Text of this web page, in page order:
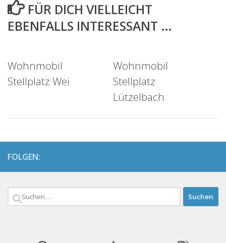
FÜR DICH VIELLEICHT
EBENFALLS INTERESSANT …
Wohnmobil
Stellplatz Wei
Wohnmobil
Stellplatz
Lützelbach
FOLGEN:
Suchen